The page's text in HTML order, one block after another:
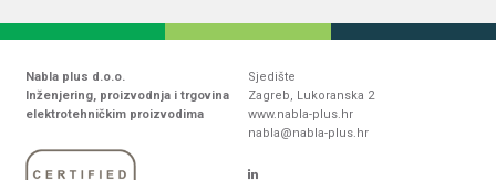
Nabla plus d.o.o.
Inženjering, proizvodnja i trgovina
elektrotehničkim proizvodima
Sjedište
Zagreb, Lukoranska 2
www.nabla-plus.hr
nabla@nabla-plus.hr